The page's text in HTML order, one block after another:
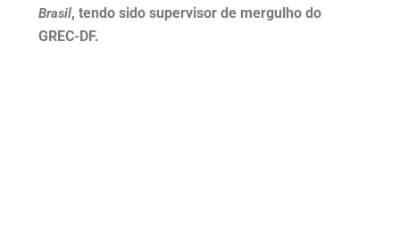
Brasil, tendo sido supervisor de mergulho do
GREC-DF.